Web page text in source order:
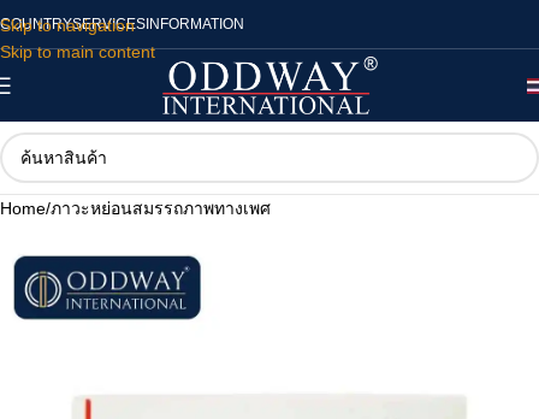
Skip to navigation
Skip to main content
COUNTRYSERVICES INFORMATION
Home/ภาวะหย่อนสมรรถภาพทางเพศ